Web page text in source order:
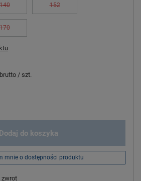
152
brutto / szt.
Dodaj do koszyka
mnie o dostępności produktu
zwrot